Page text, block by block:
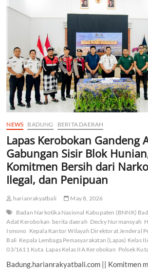
Terungkap,
Diduga
Pemuda
Asal
NTB
NEWS BADUNG BERITA DAERAH
Lapas Kerobokan Gandeng
Gabungan Sisir Blok
Komitmen Bersih dari
Ilegal, dan Penipuan
harianrakyatbali
May 8, 2026
Badan Narkotika Nasional Kabupaten (BNNK)
Adat Kerobokan berita daerah Decky Nurmansyah
Ismono Kepala Kantor Wilayah Direktorat Jenderal
Bali Kepala Lembaga Pemasyarakatan (Lapas) Kelas
03/1611 Kuta Lapas Kelas IIA Kerobokan Polsek
Badung.harianrakyatbali.com || Komitmen